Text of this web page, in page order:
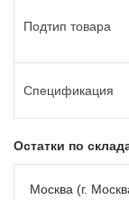
Подтип товара
Спецификация
Остатки по
Москва (г.